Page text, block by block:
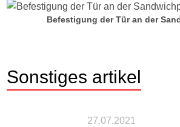
Befestigung der Tür an der
Sonstiges artikel
27.07.2021